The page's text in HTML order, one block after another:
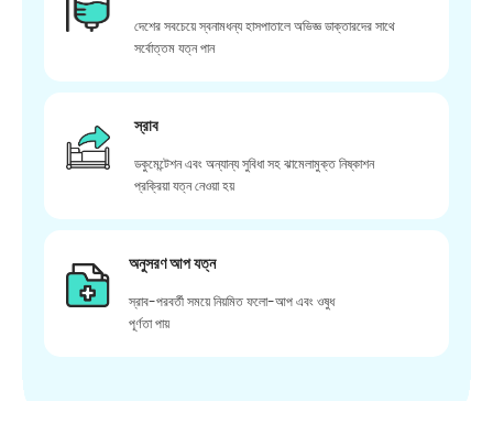
দেশের সবচেয়ে স্বনামধন্য হাসপাতালে অভিজ্ঞ ডাক্তারদের সাথে
সর্বোত্তম যত্ন পান
স্রাব
ডকুমেন্টেশন এবং অন্যান্য সুবিধা সহ ঝামেলামুক্ত নিষ্কাশন
প্রক্রিয়া যত্ন নেওয়া হয়
অনুসরণ আপ যত্ন
স্রাব-পরবর্তী সময়ে নিয়মিত ফলো-আপ এবং ওষুধ
পূর্ণতা পায়